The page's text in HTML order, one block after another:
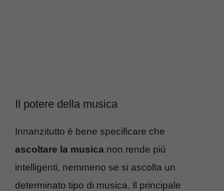
Il potere della musica
Innanzitutto è bene specificare che
ascoltare la musica non rende più
intelligenti, nemmeno se si ascolta un
determinato tipo di musica. Il principale